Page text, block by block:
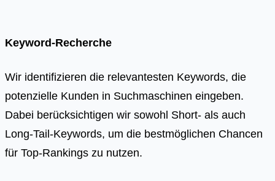
Keyword-Recherche
Wir identifizieren die relevantesten Keywords, die
potenzielle Kunden in Suchmaschinen eingeben.
Dabei berücksichtigen wir sowohl Short- als auch
Long-Tail-Keywords, um die bestmöglichen Chancen
für Top-Rankings zu nutzen.